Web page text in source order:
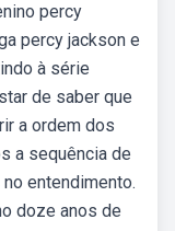
percy
percy jackson e
à série
de saber que
a ordem dos
a sequência de
entendimento.
doze anos de